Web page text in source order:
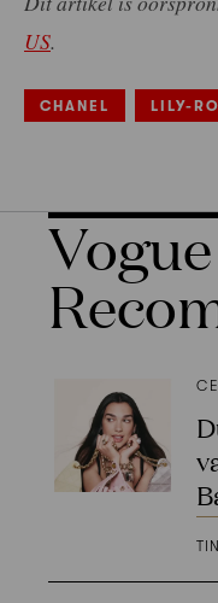
US.
CHANEL LILY-
Vogue